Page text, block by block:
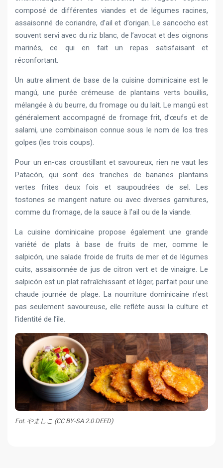
composé de différentes viandes et de légumes racines,
assaisonné de coriandre, d’ail et d’origan. Le sancocho est
souvent servi avec du riz blanc, de l’avocat et des oignons
marinés, ce qui en fait un repas satisfaisant et
réconfortant.
Un autre aliment de base de la cuisine dominicaine est le
mangú, une purée crémeuse de plantains verts bouillis,
mélangée à du beurre, du fromage ou du lait. Le mangú est
généralement accompagné de fromage frit, d’œufs et de
salami, une combinaison connue sous le nom de los tres
golpes (les trois coups).
Pour un en-cas croustillant et savoureux, rien ne vaut les
Patacón, qui sont des tranches de bananes plantains
vertes frites deux fois et saupoudrées de sel. Les
tostones se mangent nature ou avec diverses garnitures,
comme du fromage, de la sauce à l’ail ou de la viande.
La cuisine dominicaine propose également une grande
variété de plats à base de fruits de mer, comme le
salpicón, une salade froide de fruits de mer et de légumes
cuits, assaisonnée de jus de citron vert et de vinaigre. Le
salpicón est un plat rafraîchissant et léger, parfait pour une
chaude journée de plage. La nourriture dominicaine n’est
pas seulement savoureuse, elle reflète aussi la culture et
l’identité de l’île.
Fot. やましこ (CC BY-SA 2.0 DEED)